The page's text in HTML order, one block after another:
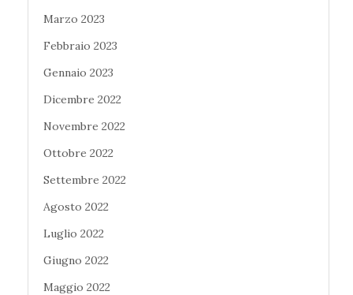
Marzo 2023
Febbraio 2023
Gennaio 2023
Dicembre 2022
Novembre 2022
Ottobre 2022
Settembre 2022
Agosto 2022
Luglio 2022
Giugno 2022
Maggio 2022